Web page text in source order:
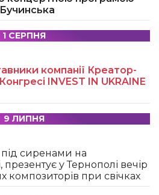
1 СЕРПНЯ
компанії Креатор-
INVEST IN UKRAINE
9 ЛИПНЯ
сиренами на
презентує у Тернополі вечір
композиторів при свічках